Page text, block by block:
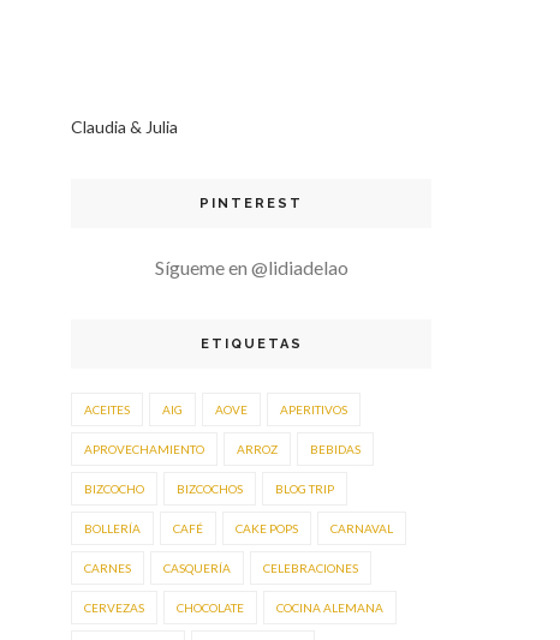
Claudia & Julia
PINTEREST
Sígueme en @lidiadelao
ETIQUETAS
ACEITES AIG AOVE APERITIVOS
APROVECHAMIENTO ARROZ BEBIDAS
BIZCOCHO BIZCOCHOS BLOG TRIP
BOLLERÍA CAFÉ CAKE POPS CARNAVAL
CARNES CASQUERÍA CELEBRACIONES
CERVEZAS CHOCOLATE COCINA ALEMANA